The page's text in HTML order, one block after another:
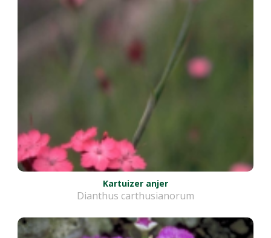
Kartuizer anjer
Dianthus carthusianorum